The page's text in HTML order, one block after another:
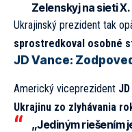
Zelenskyj na sieti X.
Ukrajinský prezident tak
sprostredkoval osobné
JD Vance:
Americký viceprezident
Ukrajinu zo zlyhávania
„Jediným riešením